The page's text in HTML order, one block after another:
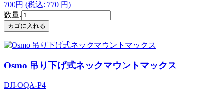
700円 (税込: 770 円)
数量:
Osmo 吊り下げ式ネックマウントマックス
DJI-OQA-P4